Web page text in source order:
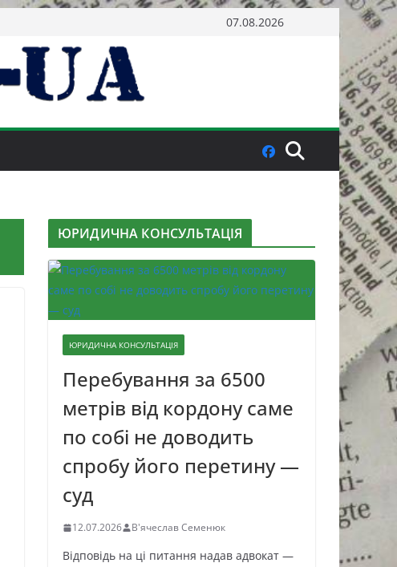
07.08.2026
ЮРИДИЧНА КОНСУЛЬТАЦІЯ
ЮРИДИЧНА КОНСУЛЬТАЦІЯ
Перебування за 6500
метрів від кордону саме
по собі не доводить
спробу його перетину —
суд
12.07.2026 В'ячеслав Семенюк
Відповідь на ці питання надав адвокат —